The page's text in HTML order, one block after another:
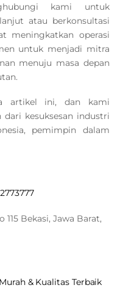
kami untuk
atau berkonsultasi
meningkatkan operasi
untuk menjadi mitra
menuju masa depan
artikel ini, dan kami
kesuksesan industri
pemimpin dalam
Bekasi, Jawa Barat,
& Kualitas Terbaik